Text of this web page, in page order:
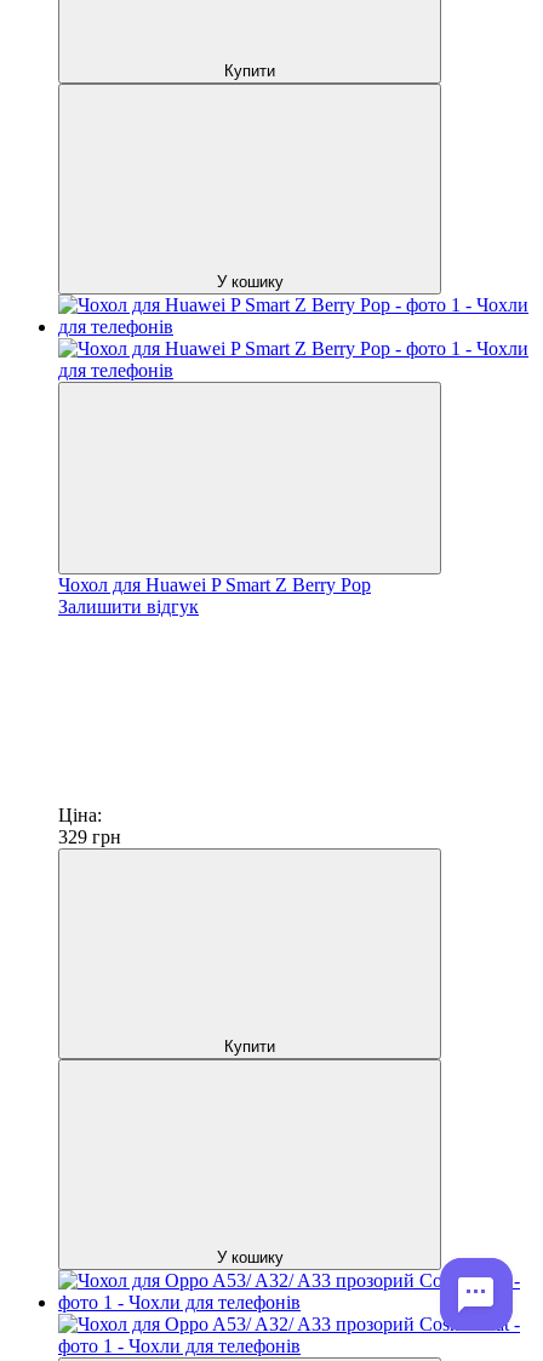
Купити
У кошику
Чохол для Huawei P Smart Z Berry Pop
Залишити відгук
Ціна:
329 грн
Купити
У кошику